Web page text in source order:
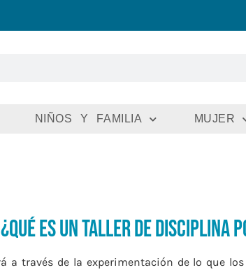
NIÑOS Y FAMILIA MUJER
¿Qué es un taller de disciplina
a través de la experimentación de lo que